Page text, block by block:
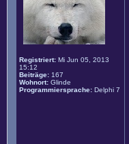
Registriert: Mi Jun 05, 2013
15:12
Beiträge: 167
Wohnort: Glinde
Programmiersprache: Delphi 7